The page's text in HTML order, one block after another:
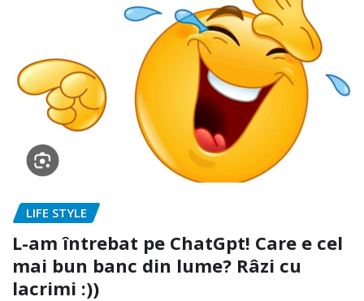
LIFE STYLE
L-am întrebat pe ChatGpt! Care e cel
mai bun banc din lume? Râzi cu
lacrimi :))